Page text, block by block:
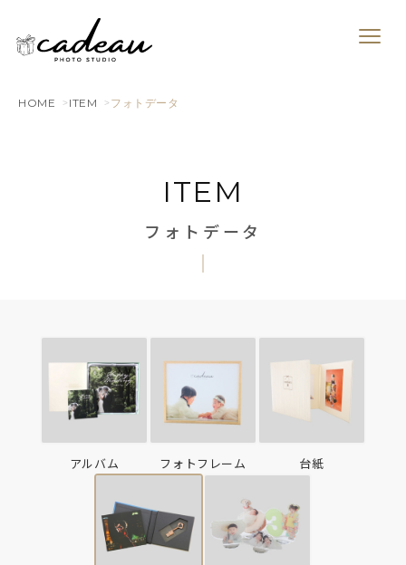
HOME ITEM フォトデータ
ITEM
フォトデータ
アルバム フォトフレーム 台紙